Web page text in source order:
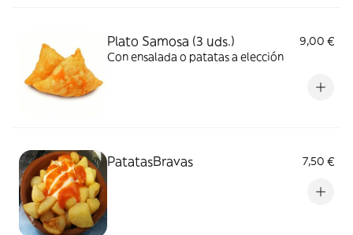
Plato Samosa (3 uds.)
9,00 €
Con ensalada o patatas a elección
PatatasBravas 7,50 €